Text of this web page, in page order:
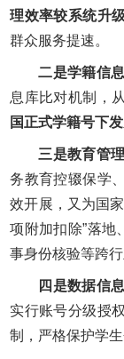
理效率较系统升
群众服务提速。
二是学籍信
息库比对机制，
国正式学籍号下
三是教育管
务教育控辍保学
效开展，又为国
项附加扣除”落地
事身份核验等跨
四是数据信
实行账号分级授
制，严格保护学